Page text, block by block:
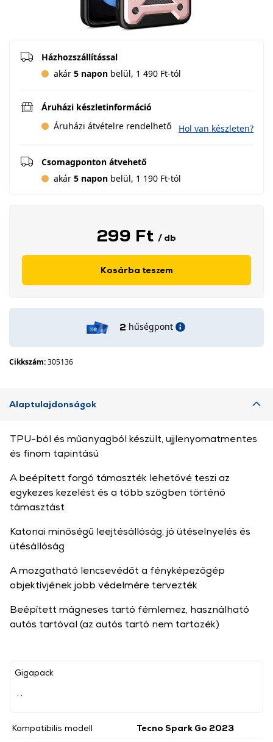
Házhozszállítással
akár 5 napon belül, 1 490 Ft-tól
Áruházi készletinformáció
Áruházi átvételre rendelhető
Hol van készleten?
Csomagponton átvehető
akár 5 napon belül, 1 190 Ft-tól
299 Ft / db
Kosárba teszem
2 hűségpont
Cikkszám:305136
Alaptulajdonságok
Gigapack
Kompatibilis modell Tecno Spark Go 2023
TPU-ból és műanyagból készült, ujjlenyomatmentes
és finom tapintású
A beépített forgó támaszték lehetővé teszi az
egykezes kezelést és a több szögben történő
támasztást
Katonai minőségű leejtésállóság, jó ütéselnyelés és
ütésállóság
A mozgatható lencsevédőt a fényképezőgép
objektívjének jobb védelmére tervezték
Beépített mágneses tartó fémlemez, használható
autós tartóval (az autós tartó nem tartozék)